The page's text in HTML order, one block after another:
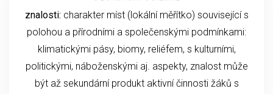
znalosti: charakter míst (lokální měřítko) související s
polohou a přírodními a společenskými podmínkami:
klimatickými pásy, biomy, reliéfem, s kulturními,
politickými, náboženskými aj. aspekty, znalost může
být až sekundární produkt aktivní činnosti žáků s